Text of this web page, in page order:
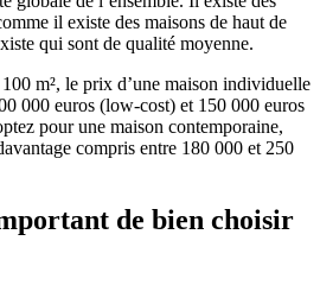
il existe des maisons de haut de
qui sont de qualité moyenne.
m², le prix d’une maison individuelle
000 euros (low-cost) et 150 000 euros
pour une maison contemporaine,
compris entre 180 000 et 250
de bien choisir